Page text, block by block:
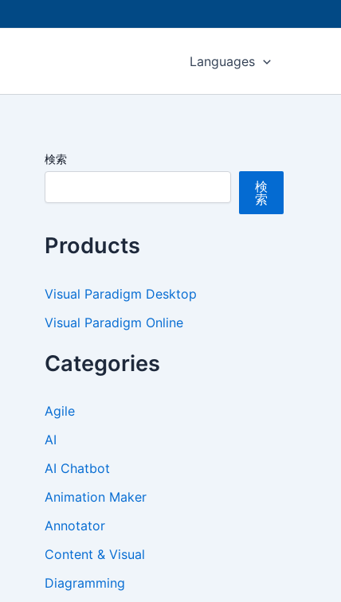
Languages
検索
検
索
Products
Visual Paradigm Desktop
Visual Paradigm Online
Categories
Agile
AI
AI Chatbot
Animation Maker
Annotator
Content & Visual
Diagramming